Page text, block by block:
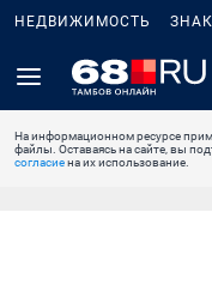
НЕДВИЖИМОСТЬ
На информационном ресурсе
файлы. Оставаясь на сайте, вы
согласиена их использование.